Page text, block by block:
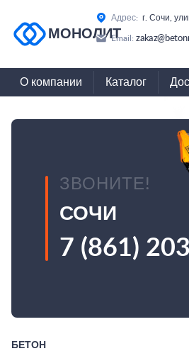
МОНОЛИТ
Адрес: г. Сочи,
Email:
О компании Каталог
ЗВОНИТЕ!
СОЧИ
7 (861)
БЕТОН